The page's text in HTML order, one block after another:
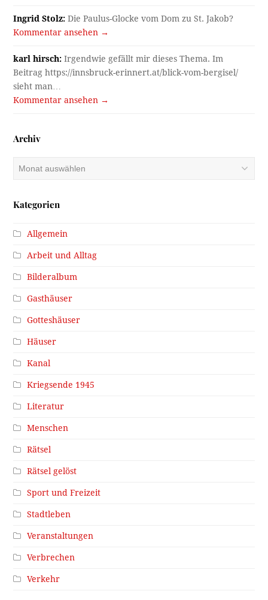
Ingrid Stolz: Die Paulus-Glocke vom Dom zu St. Jakob?
Kommentar ansehen →
karl hirsch: Irgendwie gefällt mir dieses Thema. Im
Beitrag https://innsbruck-erinnert.at/blick-vom-bergisel/
sieht man…
Kommentar ansehen →
Archiv
Kategorien
Allgemein
Arbeit und Alltag
Bilderalbum
Gasthäuser
Gotteshäuser
Häuser
Kanal
Kriegsende 1945
Literatur
Menschen
Rätsel
Rätsel gelöst
Sport und Freizeit
Stadtleben
Veranstaltungen
Verbrechen
Verkehr